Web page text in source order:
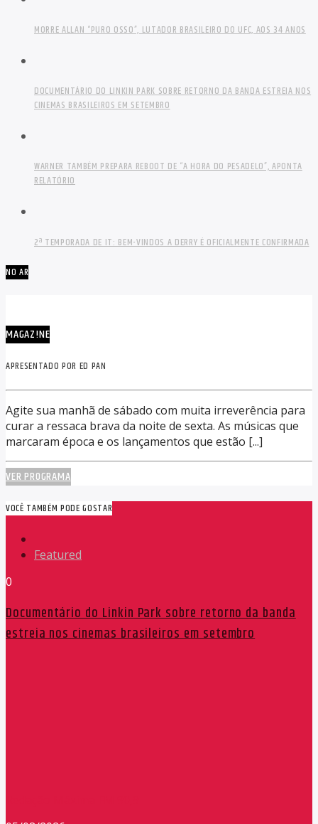
MORRE ALLAN “PURO OSSO”, LUTADOR BRASILEIRO DO UFC, AOS 34 ANOS
DOCUMENTÁRIO DO LINKIN PARK SOBRE RETORNO DA BANDA ESTREIA NOS
CINEMAS BRASILEIROS EM SETEMBRO
WARNER TAMBÉM PREPARA REBOOT DE “A HORA DO PESADELO”, APONTA
RELATÓRIO
2ª TEMPORADA DE IT: BEM-VINDOS A DERRY É OFICIALMENTE CONFIRMADA
NO AR
MAGAZ!NE
APRESENTADO POR ED PAN
Agite sua manhã de sábado com muita irreverência para
curar a ressaca brava da noite de sexta. As músicas que
marcaram época e os lançamentos que estão [...]
VER PROGRAMA
VOCÊ TAMBÉM PODE GOSTAR
Featured
0
Documentário do Linkin Park sobre retorno da banda
estreia nos cinemas brasileiros em setembro